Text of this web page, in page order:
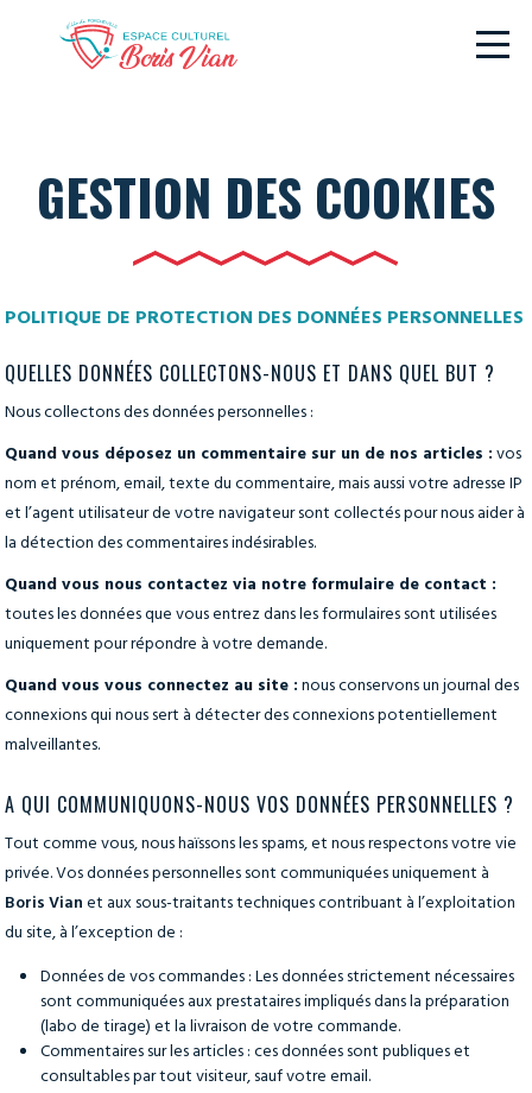
GESTION DES COOKIES
POLITIQUE DE PROTECTION DES DONNÉES PERSONNELLES
QUELLES DONNÉES COLLECTONS-NOUS ET DANS QUEL BUT ?
Nous collectons des données personnelles :
Quand vous déposez un commentaire sur un de nos articles :vos
nom et prénom, email, texte du commentaire, mais aussi votre adresse IP
et l’agent utilisateur de votre navigateur sont collectés pour nous aider à
la détection des commentaires indésirables.
Quand vous nous contactez via notre formulaire de contact :
toutes les données que vous entrez dans les formulaires sont utilisées
uniquement pour répondre à votre demande.
Quand vous vous connectez au site :nous conservons un journal des
connexions qui nous sert à détecter des connexions potentiellement
malveillantes.
A QUI COMMUNIQUONS-NOUS VOS DONNÉES PERSONNELLES ?
Tout comme vous, nous haïssons les spams, et nous respectons votre vie
privée. Vos données personnelles sont communiquées uniquement à
Boris Vianet aux sous-traitants techniques contribuant à l’exploitation
du site, à l’exception de :
Données de vos commandes : Les données strictement nécessaires
sont communiquées aux prestataires impliqués dans la préparation
(labo de tirage) et la livraison de votre commande.
Commentaires sur les articles : ces données sont publiques et
consultables par tout visiteur, sauf votre email.